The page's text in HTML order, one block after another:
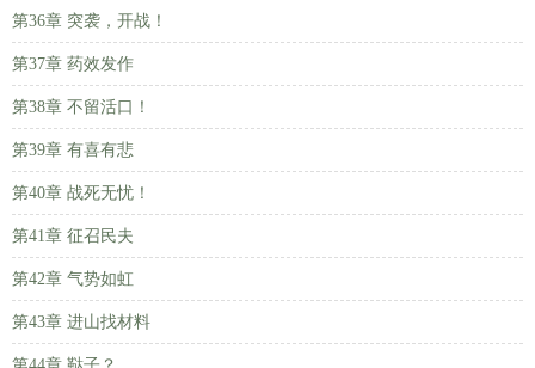
第36章 突袭，开战！
第37章 药效发作
第38章 不留活口！
第39章 有喜有悲
第40章 战死无忧！
第41章 征召民夫
第42章 气势如虹
第43章 进山找材料